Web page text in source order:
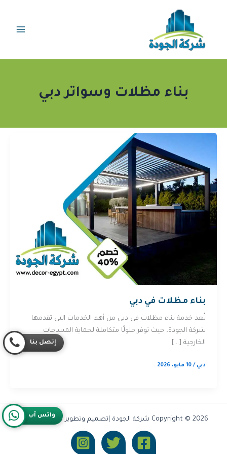
بناء مظلات وسواتر دبي
بناء مظلات في دبي
تُعد خدمة بناء مظلات في دبي من أهم الخدمات التي تقدمها
شركة الجودة، حيث توفر حلولًا متكاملة لحماية المساحات
الخارجية […]
دبي/10 مايو، 2026
Copyright © 2026 شركة الجودة |تصميم وتطوير شركة Olymoo
واتس آب
إتصل بنا